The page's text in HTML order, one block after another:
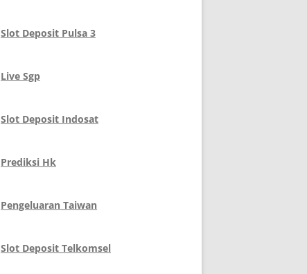
Slot Deposit Pulsa 3
Live Sgp
Slot Deposit Indosat
Prediksi Hk
Pengeluaran Taiwan
Slot Deposit Telkomsel